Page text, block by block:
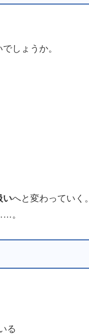
しょうか。
いへと変わっていく。
。
る